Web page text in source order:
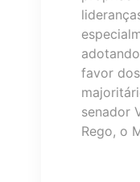
favor
senador
Rego, o